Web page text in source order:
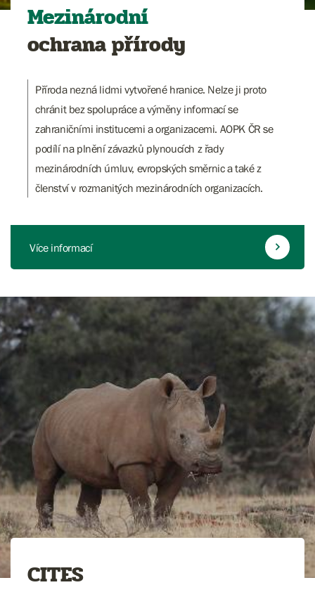
Mezinárodní
ochrana přírody
Příroda nezná lidmi vytvořené hranice. Nelze ji proto
chránit bez spolupráce a výměny informací se
zahraničními institucemi a organizacemi. AOPK ČR se
podílí na plnění závazků plynoucích z řady
mezinárodních úmluv, evropských směrnic a také z
členství v rozmanitých mezinárodních organizacích.
Více informací
CITES